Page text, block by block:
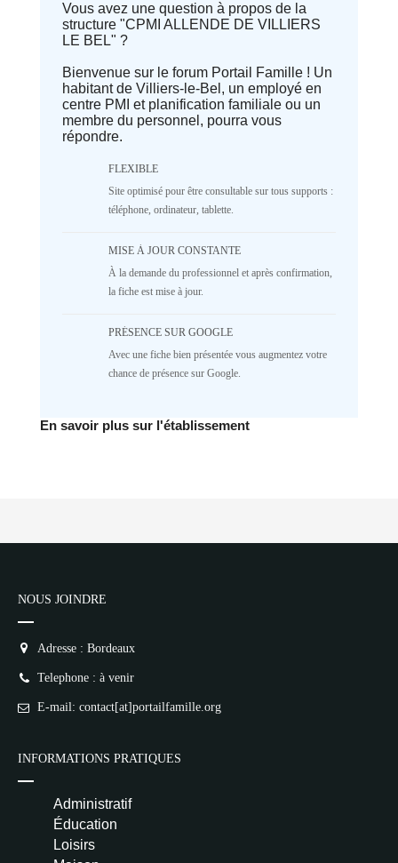
⭐ Qualité
Deprecated: implode(): Passing null to
parameter #1 ($separator) of type
array|string is deprecated in
/home/lepetitbz/portailfamille.org/lib/Cake/View/
on line1687
♥️ Confort
Deprecated: implode(): Passing null to
array|string is deprecated in
/home/lepetitbz/portailfamille.org/lib/Cake/View/
5 4 3
1
NR
✅ Mécanique
Deprecated
: implode(): Passing null to
parameter #1 ($separator) of type
Deprecated
/home/lepetitbz/portailfamille.org/lib/Cake/View/
on line
1687
1
NR
Vous avez une question à propos de la
structure "CPMI ALLENDE DE VILLIERS
LE BEL" ?
Bienvenue sur le forum Portail Famille ! Un
habitant de Villiers-le-Bel, un employé en
centre PMI et planification familiale ou un
membre du personnel, pourra vous
répondre.
FLEXIBLE
Site optimisé pour être consultable sur tous supports :
téléphone, ordinateur, tablette.
MISE À JOUR CONSTANTE
À la demande du professionnel et après confirmation,
la fiche est mise à jour.
PRÉSENCE SUR GOOGLE
Avec une fiche bien présentée vous augmentez votre
chance de présence sur Google.
En savoir plus sur l'établissement
NOUS JOINDRE
Adresse : Bordeaux
Telephone : à venir
E-mail: contact[at]portailfamille.org
INFORMATIONS PRATIQUES
Administratif
Éducation
Loisirs